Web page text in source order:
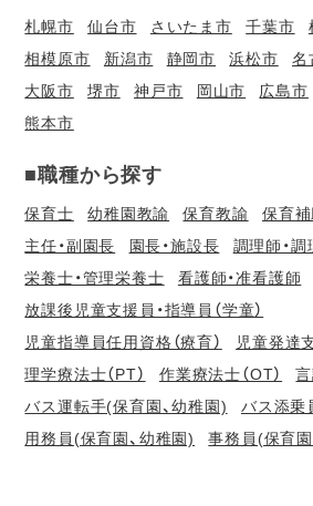
札幌市 仙台市 さいたま市 千葉市
相模原市
新潟市 静岡市 浜松市 名
大阪市
堺市 神戸市 岡山市 広島市
熊本市
■職種から探す
保育士 幼稚園教諭 保育教諭 保育補
主任・副園長
園長・施設長
調理師・
栄養士・管理栄養士
看護師・准看護師
放課後児童支援員・指導員（学童）
児童指導員任用資格（療育）
児童発達
理学療法士（PT）
作業療法士（OT）
バス運転手(保育園、幼稚園)
バス添乗
用務員(保育園、幼稚園)
事務員(保育園